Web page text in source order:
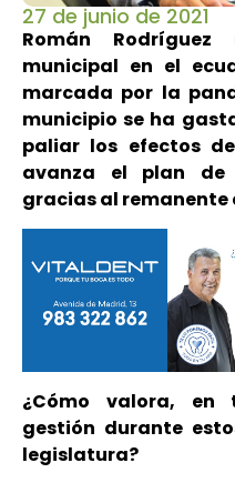
27 de junio de 2021
Román
municipal en el
marcada por la
municipio se ha
paliar los efectos
avanza el plan de
gracias al remanente
¿Cómo valora, en
gestión durante
legislatura?